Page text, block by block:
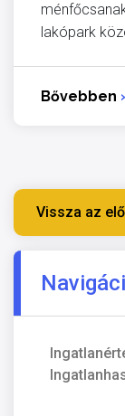
lakópark
Bővebben
Vissza az